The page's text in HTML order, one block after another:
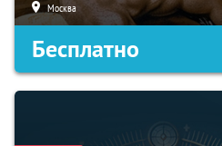
Москва
Бесплатно